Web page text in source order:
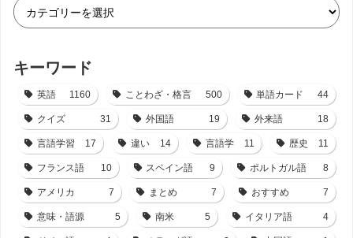
キーワード
英語 1160 ことわざ・格言 500 単語カード 44
クイズ 31 外国語 19 外来語 18
言語学習 17 違い 14 言語学 11 歴史 11
フランス語 10 スペイン語 9 ポルトガル語 8
アメリカ 7 まとめ 7 おすすめ 7
意味・語源 5 南米 5 イタリア語 4